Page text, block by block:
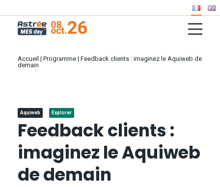
Accueil | Programme| Feedback clients : imaginez le Aquiweb de
demain
Aquiweb Explorer
Feedback clients :
imaginez le Aquiweb
de demain